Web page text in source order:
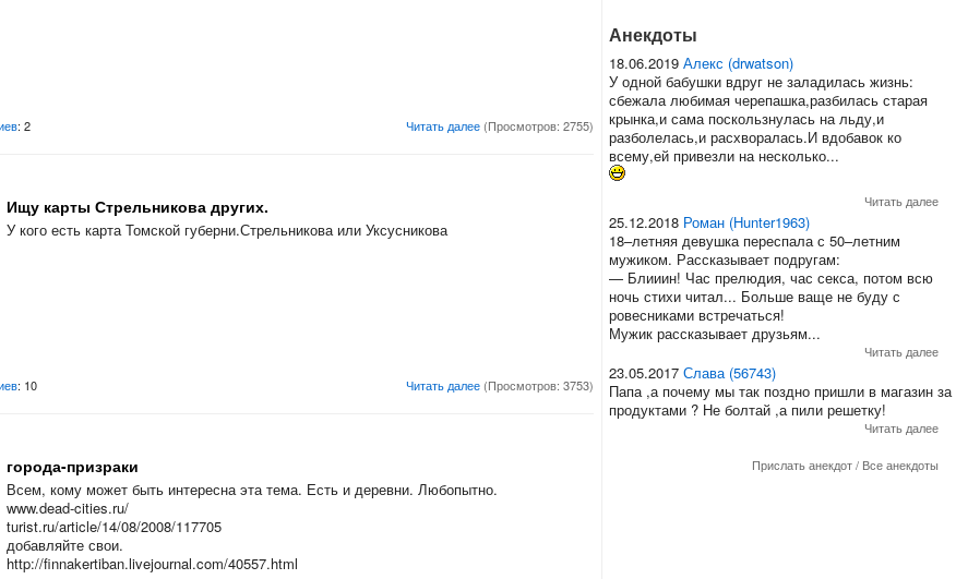
: 2 Читать далее (Просмотров: 2755)
Ищу карты Стрельникова других.
У кого есть карта Томской губерни.Стрельникова или Уксусникова
: 10 Читать далее (Просмотров: 3753)
города-призраки
Всем, кому может быть интересна эта тема. Есть и деревни. Любопытно.
www.dead-cities.ru/
turist.ru/article/14/08/2008/117705
добавляйте свои.
http://finnakertiban.livejournal.com/40557.html
Анекдоты
18.06.2019 Алекс (drwatson)
У одной бабушки вдруг не заладилась жизнь:
сбежала любимая черепашка,разбилась старая
крынка,и сама поскользнулась на льду,и
разболелась,и расхворалась.И вдобавок ко
всему,ей привезли на несколько...
Читать далее
25.12.2018 Роман (Hunter1963)
18–летняя девушка переспала с 50–летним
мужиком. Рассказывает подругам:
— Блииин! Час прелюдия, час секса, потом всю
ночь стихи читал... Больше ваще не буду с
ровесниками встречаться!
Мужик рассказывает друзьям...
Читать далее
23.05.2017 Слава (56743)
Папа ,а почему мы так поздно пришли в магазин за
продуктами ? Не болтай ,а пили решетку!
Читать далее
Прислать анекдот/ Все анекдоты